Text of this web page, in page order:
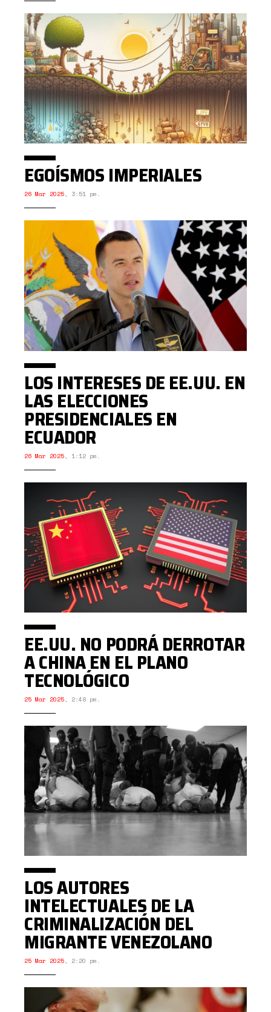
EGOÍSMOS IMPERIALES
26 Mar 2025, 3:51 pm.
LOS INTERESES DE EE.UU. EN
LAS ELECCIONES
PRESIDENCIALES EN
ECUADOR
26 Mar 2025, 1:12 pm.
EE.UU. NO PODRÁ DERROTAR
A CHINA EN EL PLANO
TECNOLÓGICO
25 Mar 2025, 2:48 pm.
LOS AUTORES
INTELECTUALES DE LA
CRIMINALIZACIÓN DEL
MIGRANTE VENEZOLANO
25 Mar 2025, 2:20 pm.